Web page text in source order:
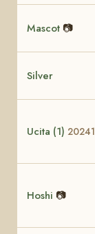
Mascot 📷
Silver
Ucita (1) 20241
Hoshi 📷